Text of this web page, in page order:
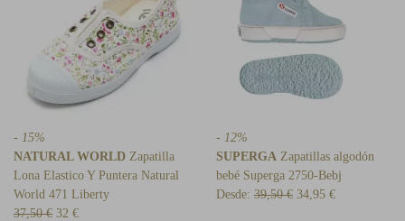
- 15%
NATURAL WORLD Zapatilla
Lona Elastico Y Puntera Natural
World 471 Liberty
37,50 € 32 €
- 12%
SUPERGA Zapatillas algodón
bebé Superga 2750-Bebj
Desde: 39,50 € 34,95 €